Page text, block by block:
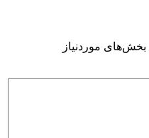
بخش‌های موردنیاز